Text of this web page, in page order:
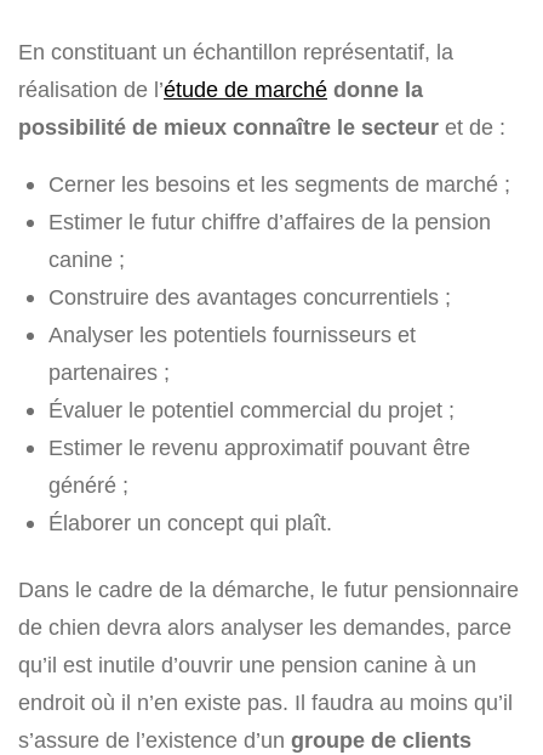
En constituant un échantillon représentatif, la
réalisation de l’étude de marché donne la
possibilité de mieux connaître le secteur et de :
Cerner les besoins et les segments de marché ;
Estimer le futur chiffre d’affaires de la pension
canine ;
Construire des avantages concurrentiels ;
Analyser les potentiels fournisseurs et
partenaires ;
Évaluer le potentiel commercial du projet ;
Estimer le revenu approximatif pouvant être
généré ;
Élaborer un concept qui plaît.
Dans le cadre de la démarche, le futur pensionnaire
de chien devra alors analyser les demandes, parce
qu’il est inutile d’ouvrir une pension canine à un
endroit où il n’en existe pas. Il faudra au moins qu’il
s’assure de l’existence d’un groupe de clients